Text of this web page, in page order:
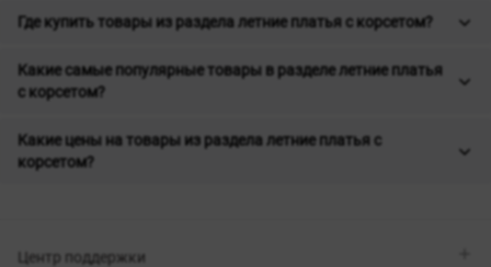
Где купить товары из раздела летние платья с корсетом?
Какие самые популярные товары в разделе летние платья
с корсетом?
Какие цены на товары из раздела летние платья с
корсетом?
Центр поддержки